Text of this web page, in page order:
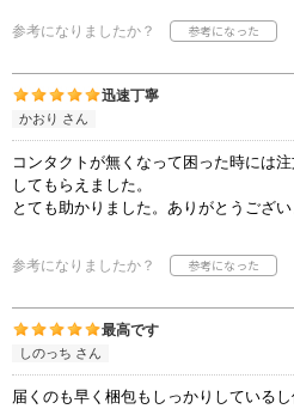
参考になりましたか？
迅速丁寧
かおり さん
コンタクトが無くなって困った時には
してもらえました。
とても助かりました。ありがとうござい
参考になりましたか？
最高です
しのっち さん
届くのも早く梱包もしっかりしている